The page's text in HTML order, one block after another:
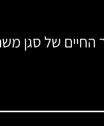
החיים של סגן